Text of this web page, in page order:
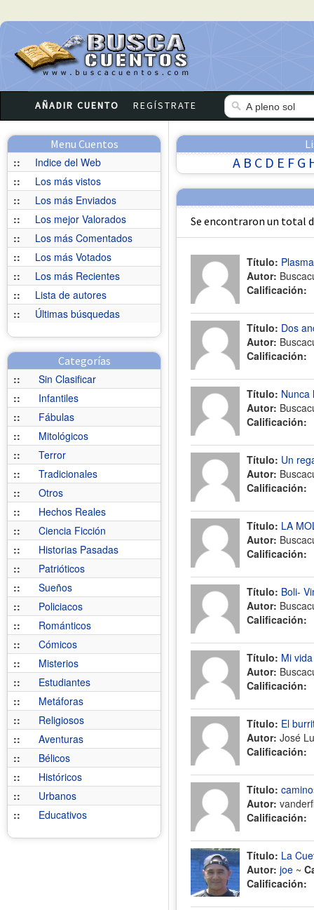
AÑADIR CUENTO REGÍSTRATE
Menu Cuentos
::
Indice del Web
::
Los más vistos
::
Los más Enviados
::
Los mejor Valorados
::
Los más Comentados
::
Los más Votados
::
Los más Recientes
::
Lista de autores
::
Últimas búsquedas
Categorías
::
Sin Clasificar
::
Infantiles
::
Fábulas
::
Mitológicos
::
Terror
::
Tradicionales
::
Otros
::
Hechos Reales
::
Ciencia Ficción
::
Historias Pasadas
::
Patrióticos
::
Sueños
::
Policiacos
::
Románticos
::
Cómicos
::
Misterios
::
Estudiantes
::
Metáforas
::
Religiosos
::
Aventuras
::
Bélicos
::
Históricos
::
Urbanos
::
Educativos
A B C D E F G
Se encontraron un total
Título:
Autor:
Calificación:
Título: Dos
Autor:
Calificación:
Título: Nunca
Autor:
Calificación:
Título: Un
Autor:
Calificación:
Título: LA
Autor:
Calificación:
Título: Boli-
Autor:
Calificación:
Título: Mi
Autor:
Calificación:
Título: El
Autor: José
Calificación:
Título:
Autor:
Calificación:
Título: La
Autor: joe ~
Calificación: